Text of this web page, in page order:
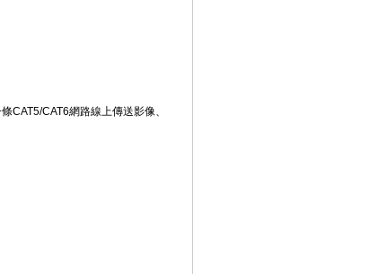
CAT5/CAT6網路線上傳送影像、